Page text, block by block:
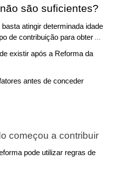
são suficientes?
atingir determinada idade
de contribuição para obter a
existir após a Reforma da
antes de conceder
começou a contribuir
pode utilizar regras de